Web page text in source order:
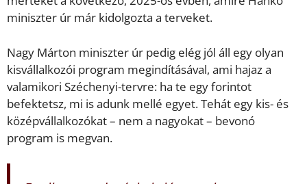
miniszter úr már kidolgozta a terveket.
Nagy Márton miniszter úr pedig elég jól áll egy olyan
kisvállalkozói program megindításával, ami hajaz a
valamikori Széchenyi-tervre: ha te egy forintot
befektetsz, mi is adunk mellé egyet. Tehát egy kis- és
középvállalkozókat – nem a nagyokat – bevonó
program is megvan.